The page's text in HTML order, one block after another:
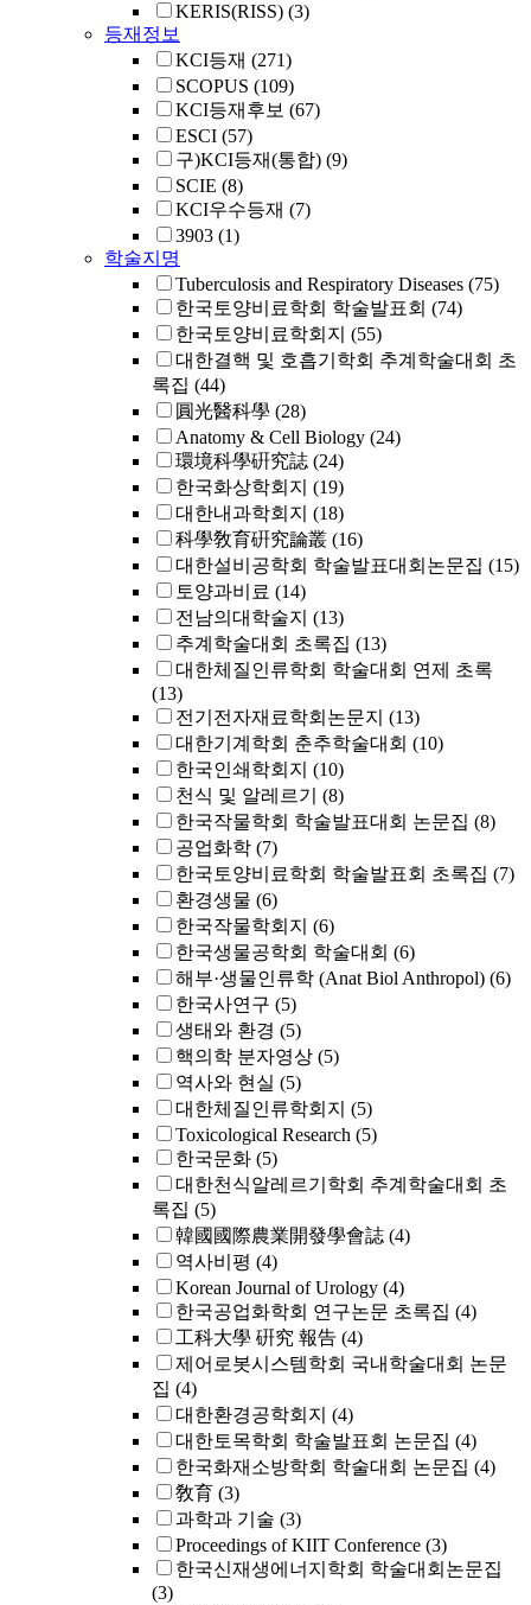
KERIS(RISS) (3)
등재정보
KCI등재 (271)
SCOPUS (109)
KCI등재후보 (67)
ESCI (57)
구)KCI등재(통합) (9)
SCIE (8)
KCI우수등재 (7)
3903 (1)
학술지명
Tuberculosis and Respiratory Diseases (75)
한국토양비료학회 학술발표회 (74)
한국토양비료학회지 (55)
대한결핵 및 호흡기학회 추계학술대회 초
록집 (44)
圓光醫科學 (28)
Anatomy & Cell Biology (24)
環境科學硏究誌 (24)
한국화상학회지 (19)
대한내과학회지 (18)
科學敎育硏究論叢 (16)
대한설비공학회 학술발표대회논문집 (15)
토양과비료 (14)
전남의대학술지 (13)
추계학술대회 초록집 (13)
대한체질인류학회 학술대회 연제 초록
(13)
전기전자재료학회논문지 (13)
대한기계학회 춘추학술대회 (10)
한국인쇄학회지 (10)
천식 및 알레르기
(8)
한국작물학회 학술발표대회 논문집 (8)
공업화학 (7)
한국토양비료학회 학술발표회 초록집 (7)
환경생물 (6)
한국작물학회지 (6)
한국생물공학회 학술대회 (6)
해부·생물인류학 (Anat Biol Anthropol) (6)
한국사연구 (5)
생태와 환경 (5)
핵의학 분자영상 (5)
역사와 현실 (5)
대한체질인류학회지 (5)
Toxicological Research (5)
한국문화 (5)
대한천식알레르기학회 추계학술대회 초
록집 (5)
韓國國際農業開發學會誌 (4)
역사비평 (4)
Korean Journal of Urology (4)
한국공업화학회 연구논문 초록집 (4)
工科大學 硏究 報告 (4)
제어로봇시스템학회 국내학술대회 논문
집 (4)
대한환경공학회지 (4)
대한토목학회 학술발표회 논문집 (4)
한국화재소방학회 학술대회 논문집 (4)
敎育 (3)
과학과 기술 (3)
Proceedings of KIIT Conference (3)
한국신재생에너지학회 학술대회논문집
(3)